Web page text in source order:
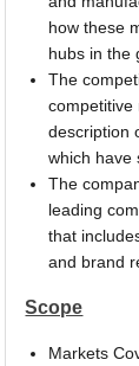
how these
hubs in the
The
description
which have
The
leading
that
and brand
Scope
Markets